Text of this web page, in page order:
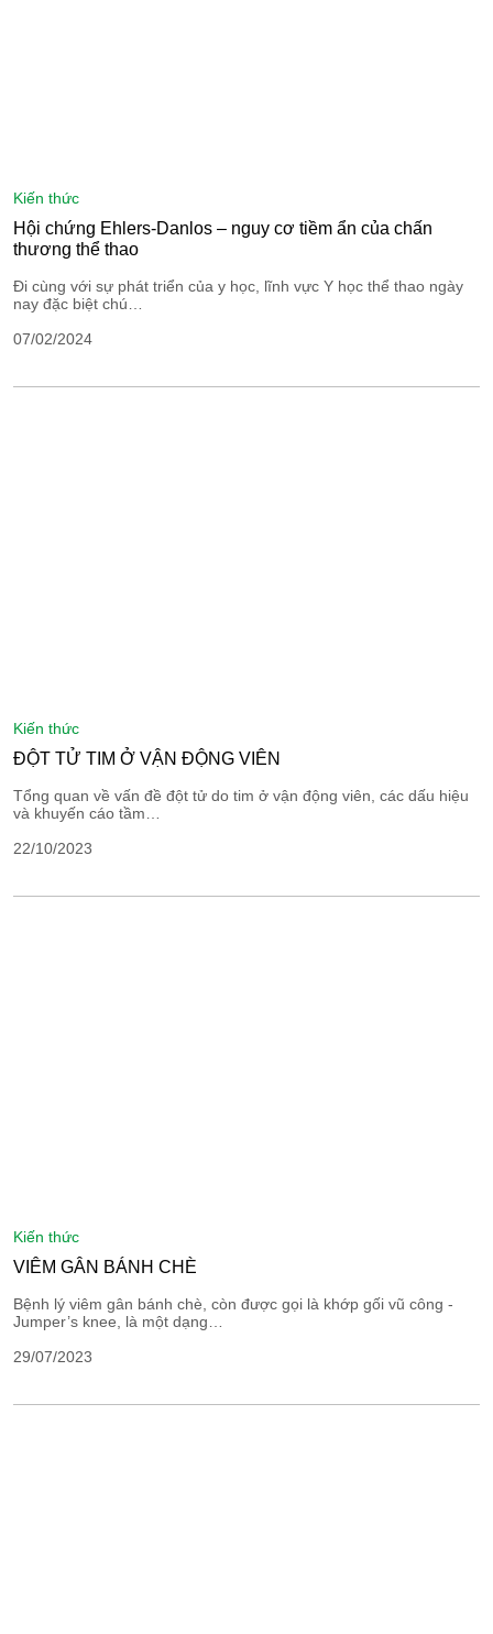
kiến thức
Hội chứng Ehlers-Danlos – nguy cơ tiềm ẩn của chấn
thương thể thao
Đi cùng với sự phát triển của y học, lĩnh vực Y học thể thao ngày
nay đặc biệt chú…
07/02/2024
kiến thức
ĐỘT TỬ TIM Ở VẬN ĐỘNG VIÊN
Tổng quan về vấn đề đột tử do tim ở vận động viên, các dấu hiệu
và khuyến cáo tầm…
22/10/2023
kiến thức
VIÊM GÂN BÁNH CHÈ
Bệnh lý viêm gân bánh chè, còn được gọi là khớp gối vũ công -
Jumper’s knee, là một dạng…
29/07/2023